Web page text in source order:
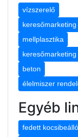
vízszerelő
keresőmarketing
mellplasztika
beton
élelmiszer
Egyéb
fedett